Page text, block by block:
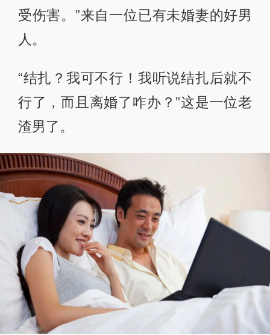
受伤害。”来自一位已有未婚妻的好男
人。
“结扎？我可不行！我听说结扎后就不
行了，而且离婚了咋办？”这是一位老
渣男了。